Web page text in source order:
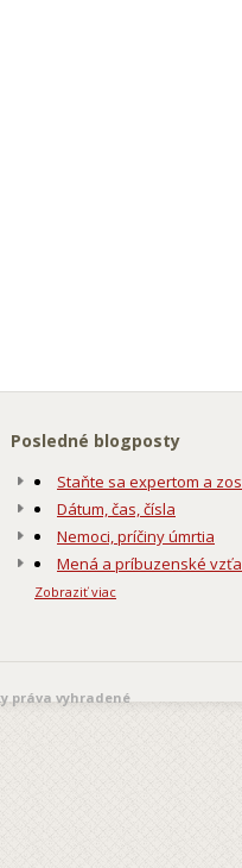
Posledné blogposty
Staňte sa expertom a
Dátum, čas, čísla
Nemoci, príčiny úmrtia
Mená a príbuzenské
Zobraziť viac
práva vyhradené